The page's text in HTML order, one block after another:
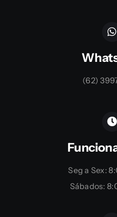
(62)
Seg a Sex:
Sábados: